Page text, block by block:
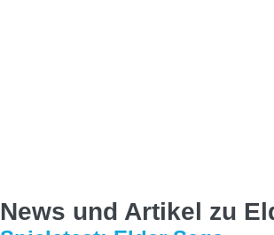
News und Artikel zu